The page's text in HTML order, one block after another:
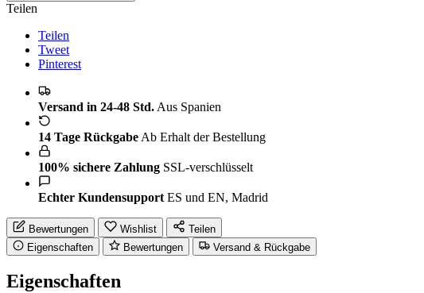
Teilen
Teilen
Tweet
Pinterest
Versand in 24-48 Std. Aus Spanien
14 Tage Rückgabe Ab Erhalt der Bestellung
100% sichere Zahlung SSL-verschlüsselt
Echter Kundensupport ES und EN, Madrid
Bewertungen Wishlist
Teilen
Eigenschaften
Bewertungen Versand & Rückgabe
Eigenschaften